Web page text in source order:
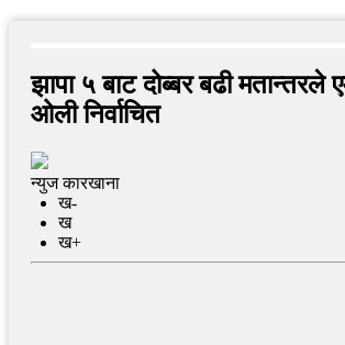
झापा ५ बाट दोब्बर बढी मतान्तरले
ओली निर्वाचित
न्युज कारखाना
ख-
ख
ख+